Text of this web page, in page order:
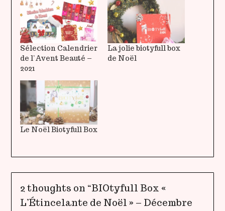
Sélection Calendrier
de l’Avent Beauté –
2021
La jolie biotyfull box
de Noël
Le Noël Biotyfull Box
2 thoughts on “BIOtyfull Box «
L’Étincelante de Noël » – Décembre